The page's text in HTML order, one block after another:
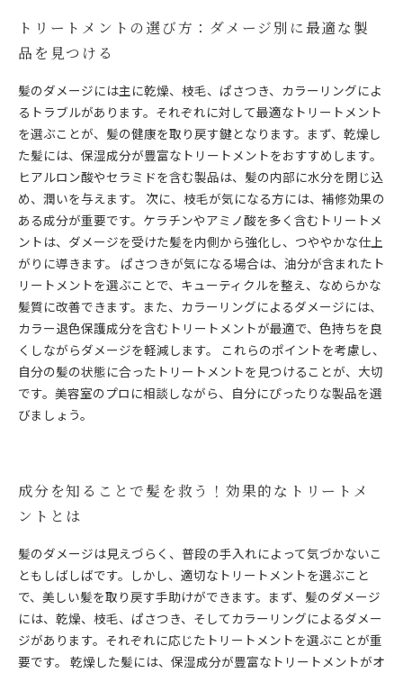
トリートメントの選び方：ダメージ別に最適な製
品を見つける
髪のダメージには主に乾燥、枝毛、ぱさつき、カラーリングによ
るトラブルがあります。それぞれに対して最適なトリートメント
を選ぶことが、髪の健康を取り戻す鍵となります。まず、乾燥し
た髪には、保湿成分が豊富なトリートメントをおすすめします。
ヒアルロン酸やセラミドを含む製品は、髪の内部に水分を閉じ込
め、潤いを与えます。 次に、枝毛が気になる方には、補修効果の
ある成分が重要です。ケラチンやアミノ酸を多く含むトリートメ
ントは、ダメージを受けた髪を内側から強化し、つややかな仕上
がりに導きます。 ぱさつきが気になる場合は、油分が含まれたト
リートメントを選ぶことで、キューティクルを整え、なめらかな
髪質に改善できます。また、カラーリングによるダメージには、
カラー退色保護成分を含むトリートメントが最適で、色持ちを良
くしながらダメージを軽減します。 これらのポイントを考慮し、
自分の髪の状態に合ったトリートメントを見つけることが、大切
です。美容室のプロに相談しながら、自分にぴったりな製品を選
びましょう。
成分を知ることで髪を救う！効果的なトリートメ
ントとは
髪のダメージは見えづらく、普段の手入れによって気づかないこ
ともしばしばです。しかし、適切なトリートメントを選ぶこと
で、美しい髪を取り戻す手助けができます。まず、髪のダメージ
には、乾燥、枝毛、ぱさつき、そしてカラーリングによるダメー
ジがあります。それぞれに応じたトリートメントを選ぶことが重
要です。 乾燥した髪には、保湿成分が豊富なトリートメントがオ